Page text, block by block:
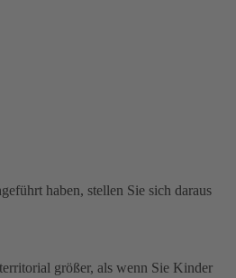
haben, stellen Sie sich daraus
größer, als wenn Sie Kinder